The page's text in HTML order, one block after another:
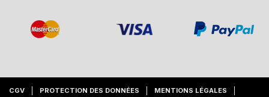
CGV PROTECTION DES DONNÉES MENTIONS LÉGALES